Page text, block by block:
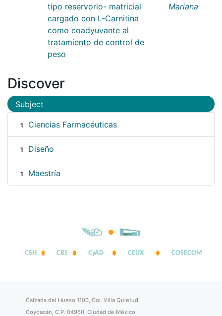
tipo reservorio- matricial
cargado con L-Carnitina
como coadyuvante al
tratamiento de control de
peso
Mariana
Discover
Subject
1 Ciencias Farmacéuticas
1 Diseño
1 Maestría
CSH CBS CyAD CEUX COSECOM
Calzada del Hueso 1100, Col. Villa Quietud,
Coyoacán, C.P. 04960, Ciudad de México.